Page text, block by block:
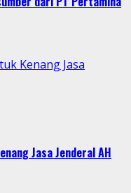
Kenang Jasa
Jasa Jenderal AH